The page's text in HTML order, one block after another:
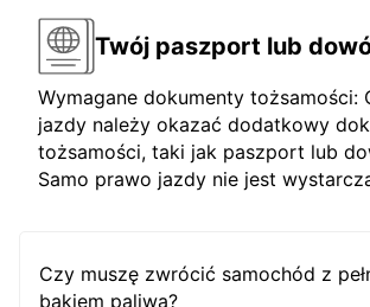
Twój paszport lub
Wymagane dokumenty tożsamości:
jazdy należy okazać dodatkowy
tożsamości, taki jak paszport lub
Samo prawo jazdy nie jest
Czy muszę zwrócić samochód z
bakiem paliwa?